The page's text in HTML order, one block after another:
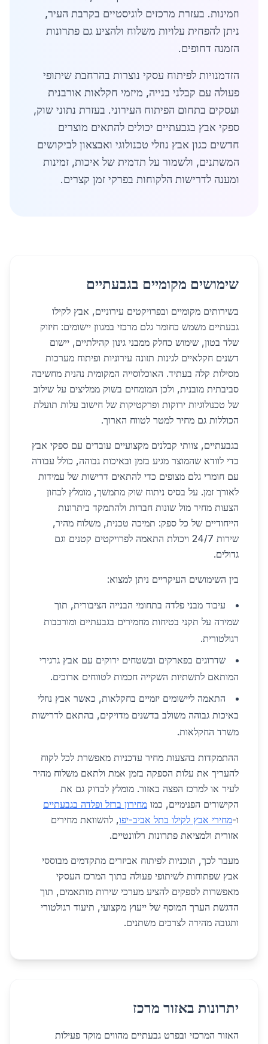
וזמינות. בעזרת מרכזים לוגיסטיים בקרבת העיר,
ניתן להפחית עלויות משלוח ולהציע גם פתרונות
הזמנה דחופים.
הזדמנויות לפיתוח עסקי נוצרות בהרחבת שיתופי
פעולה עם קבלני בנייה, מיזמי חקלאות אורבנית
ועסקים בתחום הפיתוח העירוני. בעזרת נתוני שוק,
ספקי אבץ בגבעתיים יכולים להתאים מוצרים
חדשים כגון אבץ נוזלי טכנולוגי ואבצאון לביקושים
המשתנים, ולשמור על תדמית של איכות, זמינות
ומענה לדרישות הלקוחות בפרקי זמן קצרים.
שימושים מקומיים בגבעתיים
בשירותים מקומיים ובפרויקטים עירוניים, אבץ לקילו
גבעתיים משמש כחומר גלם מרכזי במגוון יישומים: חיזוק
שלד בטון, שימוש כחלק ממבני גינון קהילתיים, יישום
דשנים חקלאיים לגינות תזונה עירוניות ופיתוח מערכות
מסילות קלה בעתיד. האוכלוסייה המקומית נהנית מחשיבה
סביבתית מובנית, ולכן המומחים בשוק ממליצים על שילוב
של טכנולוגיות ירוקות ופרקטיקות של חישוב עלות תועלת
הכוללות גם מחיר למטר לטווח הארוך.
בגבעתיים, צוותי קבלנים מקצועיים עובדים עם ספקי אבץ
כדי לוודא שהמוצר מגיע בזמן ובאיכות גבוהה, כולל עבודה
עם חומרי גלם מצופים כדי להתאים דרישות של עמידות
לאורך זמן. על בסיס ניתוח שוק מתמשך, מומלץ לבחון
הצעות מחיר מול שונות חברות ולהתמקד ביתרונות
הייחודיים של כל ספק: תמיכה טכנית, משלוח מהיר,
שירות 24/7 ויכולת התאמה לפרויקטים קטנים וגם
גדולים.
בין השימושים העיקריים ניתן למצוא:
עיבוד מבני פלדה בתחומי הבנייה הציבורית, תוך
שמירה על תקני בטיחות מחמירים בגבעתיים ומורכבות
רגולטורית.
שדרוגים בפארקים ובשטחים ירוקים עם אבץ גרגירי
המותאם לתשתיות השקייה חכמות לטווחים ארוכים.
התאמה ליישומים יזמיים בחקלאות, כאשר אבץ נוזלי
באיכות גבוהה משולב בדשנים מדויקים, בהתאם לדרישות
משרד החקלאות.
ההתמקדות בהצעות מחיר עדכניות מאפשרת לכל לקוח
להעריך את עלות הספקה בזמן אמת ולתאם משלוח מהיר
לעיר או למרכז הפצה באזור. מומלץ לבדוק גם את
הקישורים הפנימיים, כמו מחירון ברזל ופלדה בגבעתיים
ו-מחירי אבץ לקילו בתל אביב-יפו, להשוואת מחירים
אזורית ולמציאת פתרונות רלוונטיים.
מעבר לכך, תוכניות לפיתוח אביזרים מתקדמים מבוססי
אבץ שפתוחות לשיתופי פעולה בתוך המרכז העסקי
מאפשרות לספקים להציע מערכי שירות מותאמים, תוך
הדגשת הערך המוסף של ייעוץ מקצועי, תיעוד רגולטורי
ותגובה מהירה לצרכים משתנים.
יתרונות באזור מרכז
האזור המרכזי ובפרט גבעתיים מהווים מוקד פעילות